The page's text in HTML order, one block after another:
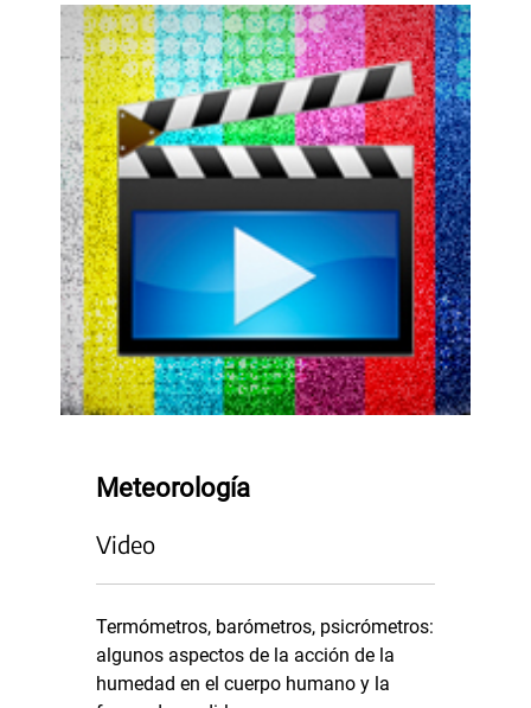
Meteorología
Video
Termómetros, barómetros, psicrómetros:
algunos aspectos de la acción de la
humedad en el cuerpo humano y la